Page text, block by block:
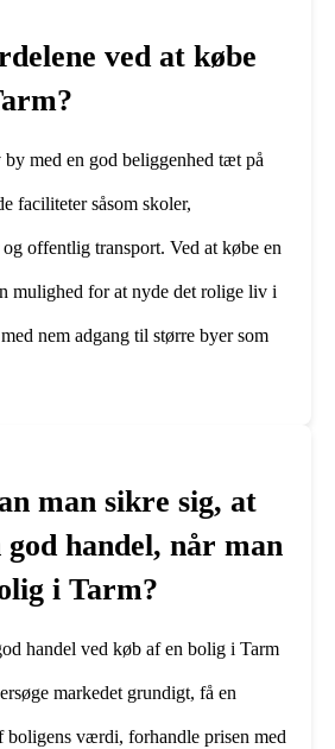
ved at købe
med en god beliggenhed tæt på
faciliteter såsom skoler,
offentlig transport. Ved at købe en
mulighed for at nyde det rolige liv i
nem adgang til større byer som
man sikre sig, at
handel, når man
i Tarm?
handel ved køb af en bolig i Tarm
markedet grundigt, få en
værdi, forhandle prisen med